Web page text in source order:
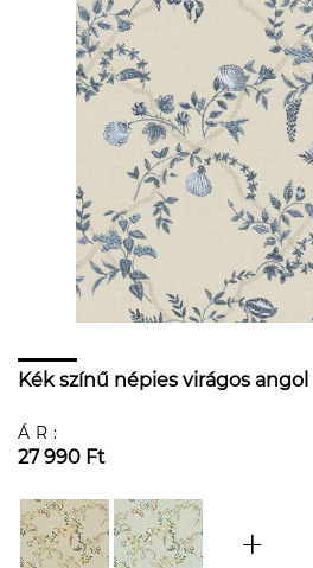
Kék színű népies virágos
ÁR:
27 990 Ft